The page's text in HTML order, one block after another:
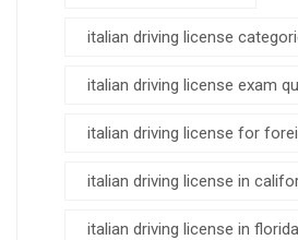
italian driving license
italian driving license exam
italian driving license for
italian driving license in
italian driving license in florida